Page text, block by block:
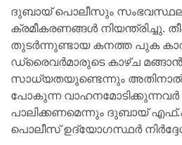
ദുബായ് പൊലീസും
ക്രമീകരണങ്ങൾ നിയന്ത്രിച്ചു.
തുടർന്നുണ്ടായ കനത്ത പുക
ഡ്രൈവർമാരുടെ കാഴ്ച മങ്ങാൻ
സാധ്യതയുണ്ടെന്നും
പോകുന്ന
പാലിക്കണമെന്നും ദുബായ്
പൊലീസ് ഉദ്യോഗസ്ഥർ